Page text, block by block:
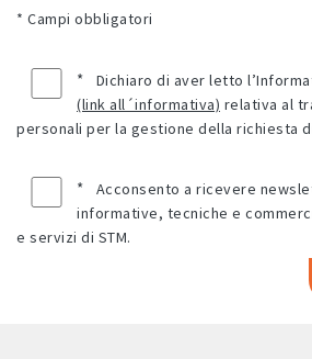
* Campi obbligatori
*
Dichiaro di aver letto
(link all´informativa)
personali per la gestione della richiesta
*
informative, tecniche e
e servizi di STM.